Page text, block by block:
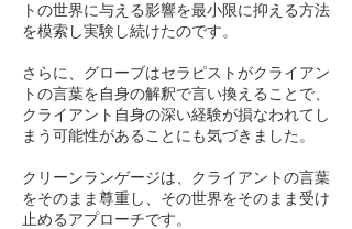
トの世界に与える影響を最小限に抑える方法
を模索し実験し続けたのです。
さらに、グローブはセラピストがクライアン
トの言葉を自身の解釈で言い換えることで、
クライアント自身の深い経験が損なわれてし
まう可能性があることにも気づきました。
クリーンランゲージは、クライアントの言葉
をそのまま尊重し、その世界をそのまま受け
止めるアプローチです。